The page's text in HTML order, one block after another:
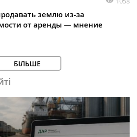
землю из-за
от аренды — мнение
БІЛЬШЕ